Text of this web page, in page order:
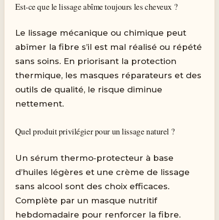
Est‑ce que le lissage abîme toujours les cheveux ?
Le lissage mécanique ou chimique peut
abîmer la fibre s’il est mal réalisé ou répété
sans soins. En priorisant la protection
thermique, les masques réparateurs et des
outils de qualité, le risque diminue
nettement.
Quel produit privilégier pour un lissage naturel ?
Un sérum thermo‑protecteur à base
d’huiles légères et une crème de lissage
sans alcool sont des choix efficaces.
Complète par un masque nutritif
hebdomadaire pour renforcer la fibre.